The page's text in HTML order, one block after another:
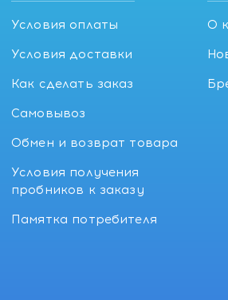
Условия оплаты
Условия доставки
Как сделать заказ
Самовывоз
Обмен и возврат товара
Условия получения
пробников к заказу
Памятка потребителя
О